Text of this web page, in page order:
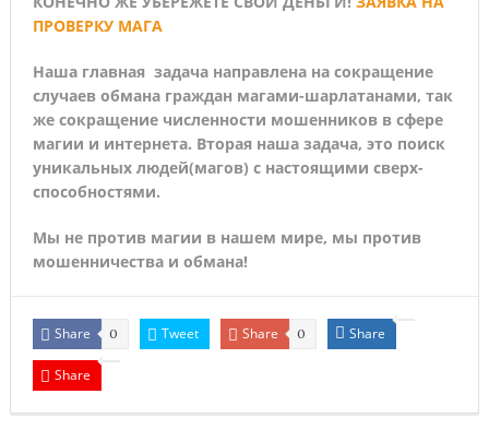
ПРОВЕРКУ МАГА
Наша главная задача направлена на сокращение
случаев обмана граждан магами-шарлатанами, так
же сокращение численности мошенников в сфере
магии и интернета. Вторая наша задача, это поиск
уникальных людей(магов) с настоящими сверх-
способностями.
Мы не против магии в нашем мире, мы против
мошенничества и обмана!
Share 0 Tweet Share 0 Share
Share